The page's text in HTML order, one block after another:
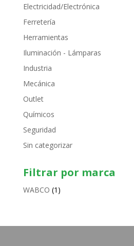
Electricidad/Electrónica
Ferretería
Herramientas
Iluminación - Lámparas
Industria
Mecánica
Outlet
Químicos
Seguridad
Sin categorizar
Filtrar por marca
WABCO (1)